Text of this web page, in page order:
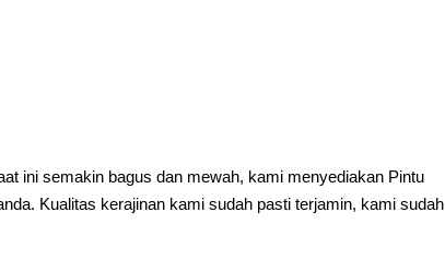
ini semakin bagus dan mewah, kami menyediakan Pintu
Kualitas kerajinan kami sudah pasti terjamin, kami sudah